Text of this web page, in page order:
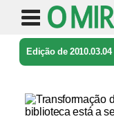
Edição de 2010.03.04